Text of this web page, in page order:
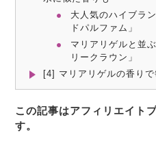
大人気のハイブラ
ドパルファム」
マリアリゲルと並
リークラウン」
[4] マリアリゲルの香り
この記事はアフィリエイト
す。